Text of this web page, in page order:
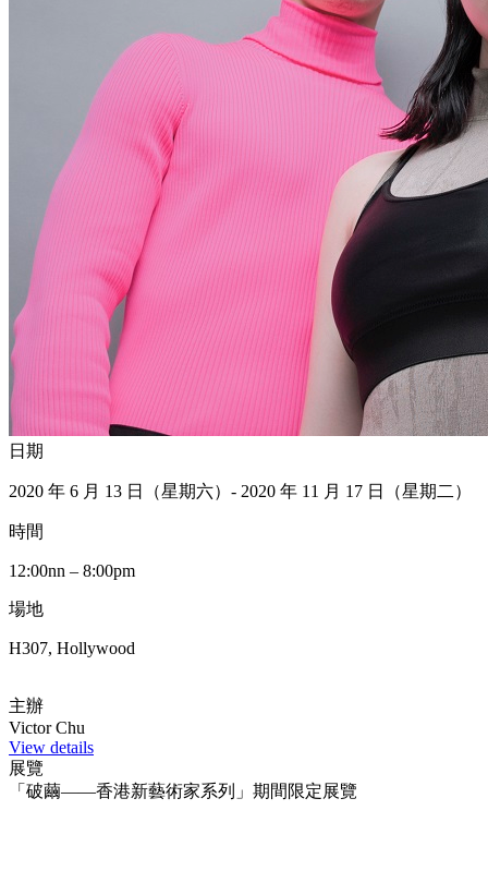
日期
2020 年 6 月 13 日（星期六）- 2020 年 11 月 17 日（星期二）
時間
12:00nn – 8:00pm
場地
H307, Hollywood
主辦
Victor Chu
View details
展覽
「破繭——香港新藝術家系列」期間限定展覽